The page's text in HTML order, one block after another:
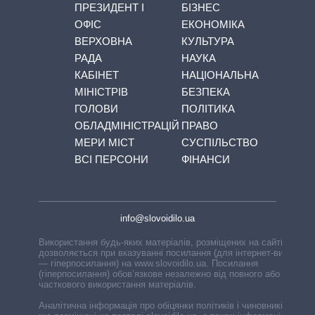
ПРЕЗИДЕНТ І
ОФІС
ВЕРХОВНА
РАДА
КАБІНЕТ
МІНІСТРІВ
ГОЛОВИ
ОБЛАДМІНІСТРАЦІЙ
МЕРИ МІСТ
ВСІ ПЕРСОНИ
БІЗНЕС
ЕКОНОМІКА
КУЛЬТУРА
НАУКА
НАЦІОНАЛЬНА
БЕЗПЕКА
ПОЛІТИКА
ПРАВО
СУСПІЛЬСТВО
ФІНАНСИ
info@slovoidilo.ua
Використання будь-яких матеріалів, розміщених на сайті,
дозволяється при вказуванні посилання (для інтернет-видань
— гіперпосилання) на www.slovoidilo.ua. Посилання
(гіперпосилання) обов’язкове незалежно від повного або
часткового використання матеріалів.
Аналітична інформація про обіцянки політиків і чиновників,